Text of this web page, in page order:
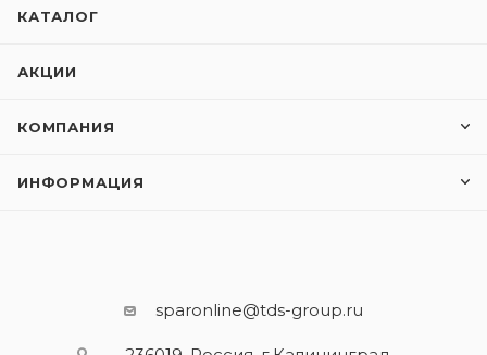
КАТАЛОГ
АКЦИИ
КОМПАНИЯ
ИНФОРМАЦИЯ
sparonline@tds-group.ru